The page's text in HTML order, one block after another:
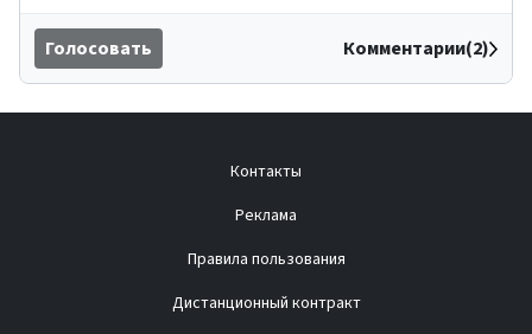
Голосовать Комментарии(2)
Контакты
Реклама
Правила пользования
Дистанционный контракт